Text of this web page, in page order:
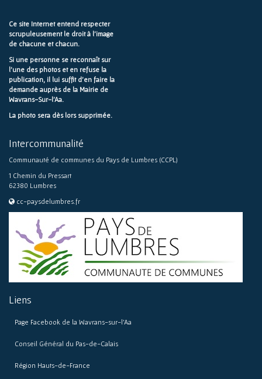
Ce site Internet entend respecter
scrupuleusement le droit à l'image
de chacune et chacun.
Si une personne se reconnaît sur
l'une des photos et en refuse la
publication, il lui suffit d'en faire la
demande auprès de la Mairie de
Wavrans-Sur-l'Aa.
La photo sera dès lors supprimée.
Intercommunalité
Communauté de communes du Pays de Lumbres (CCPL)
1 Chemin du Pressart
62380 Lumbres
cc-paysdelumbres.fr
Liens
Page Facebook de la Wavrans-sur-l’Aa
Conseil Général du Pas-de-Calais
Région Hauts-de-France